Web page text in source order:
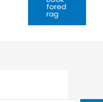
fored
rag